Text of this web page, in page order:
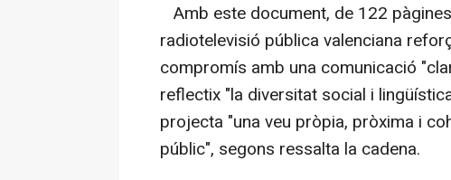
Amb este document, de 122
radiotelevisió pública valenciana
compromís amb una comunicació
reflectix "la diversitat social i
projecta "una veu pròpia, pròxima i
públic", segons ressalta la cadena.